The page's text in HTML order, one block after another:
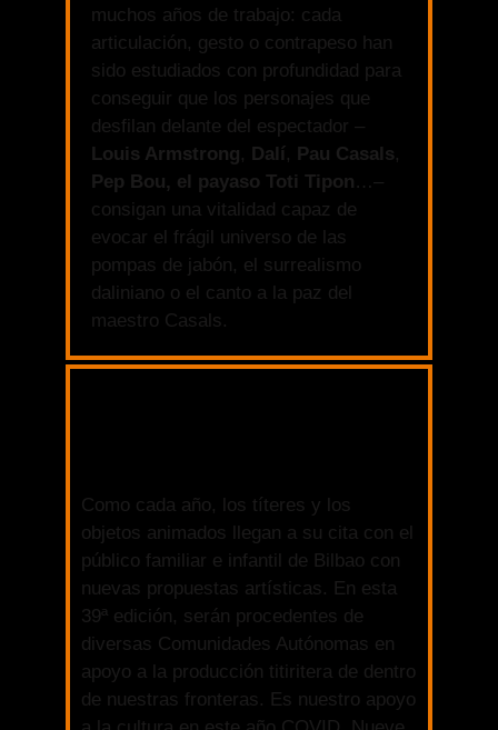
muchos años de trabajo: cada
articulación, gesto o contrapeso han
sido estudiados con profundidad para
conseguir que los personajes que
desfilan delante del espectador –
Louis Armstrong, Dalí , Pau Casals,
Pep Bou, el payaso Toti Tipon …–
consigan una vitalidad capaz de
evocar el frágil universo de las
pompas de jabón, el surrealismo
daliniano o el canto a la paz del
maestro Casals.
Como cada año, los títeres y los
objetos animados llegan a su cita con el
público familiar e infantil de Bilbao con
nuevas propuestas artísticas. En esta
39ª edición, serán procedentes de
diversas Comunidades Autónomas en
apoyo a la producción titiritera de dentro
de nuestras fronteras. Es nuestro apoyo